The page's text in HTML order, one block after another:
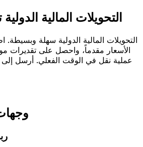
التحويلات المالية
الأسعار مقدماً، واحصل على تقديرات